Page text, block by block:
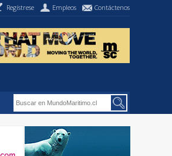
Regístrese Empleos Contáctenos